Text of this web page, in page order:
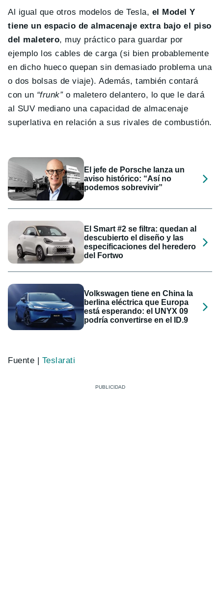
Al igual que otros modelos de Tesla, el Model Y
tiene un espacio de almacenaje extra bajo el piso
del maletero, muy práctico para guardar por
ejemplo los cables de carga (si bien probablemente
en dicho hueco quepan sin demasiado problema una
o dos bolsas de viaje). Además, también contará
con un “frunk”o maletero delantero, lo que le dará
al SUV mediano una capacidad de almacenaje
superlativa en relación a sus rivales de combustión.
El jefe de Porsche lanza un
aviso histórico: “Así no
podemos sobrevivir”
El Smart #2 se filtra: quedan al
descubierto el diseño y las
especificaciones del heredero
del Fortwo
Volkswagen tiene en China la
berlina eléctrica que Europa
está esperando: el UNYX 09
podría convertirse en el ID.9
Fuente | Teslarati